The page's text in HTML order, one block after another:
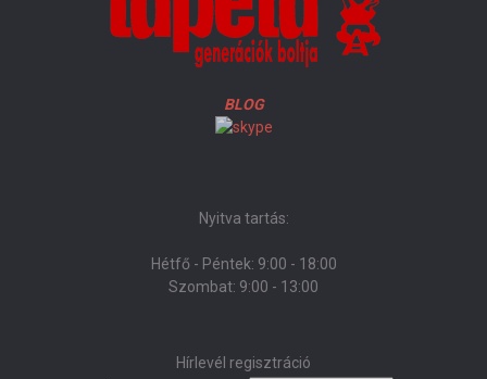
BLOG
Nyitva tartás:
Hétfő - Péntek: 9:00 - 18:00
Szombat: 9:00 - 13:00
Hírlevél regisztráció